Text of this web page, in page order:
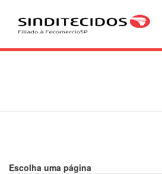
Escolha uma página